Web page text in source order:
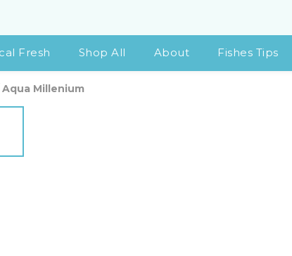
Fresh Shop All About Fishes Tips
Aqua Millenium